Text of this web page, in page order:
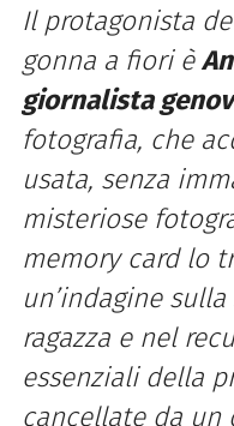
Il protagonista
gonna a fiori è
giornalista
fotografia, che
usata, senza
misteriose
memory card lo
un’indagine
ragazza e nel
essenziali della
cancellate da un